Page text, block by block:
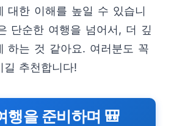
대한 이해를 높일 수 있습니
단순한 여행을 넘어서, 더 깊
하는 것 같아요. 여러분도 꼭
추천합니다!
행을 준비하며 🎒